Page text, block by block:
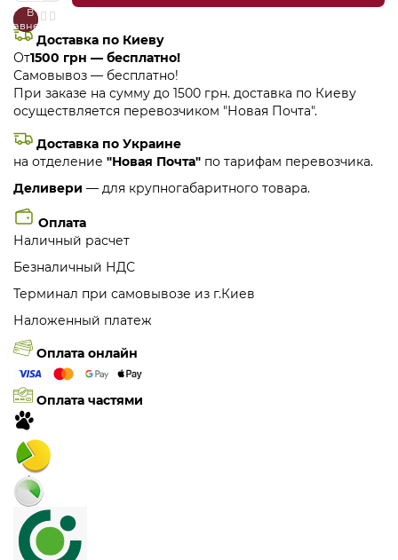
В
закладки
В
сравнение
Доставка по Киеву
От1500 грн — бесплатно!
Самовывоз — бесплатно!
При заказе на сумму до 1500 грн. доставка по Киеву
осуществляется перевозчиком "Новая Почта".
Доставка по Украине
на отделение "Новая Почта" по тарифам перевозчика.
Деливери — для крупногабаритного товара.
Оплата
Наличный расчет
Безналичный НДС
Терминал при самовывозе из г.Киев
Наложенный платеж
Оплата онлайн
Оплата частями